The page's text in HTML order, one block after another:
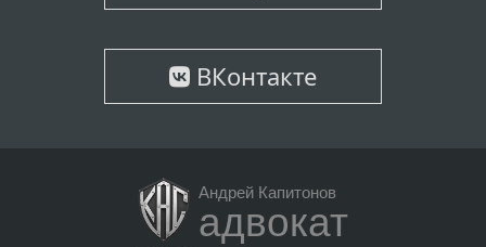
ВКонтакте
Андрей Капитонов
адвокат